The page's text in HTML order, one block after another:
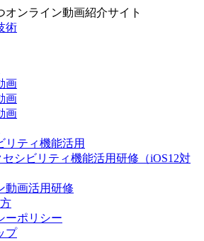
ンライン動画紹介サイト
術
画
画
画
リティ機能活用
セシビリティ機能活用研修（iOS12対
動画活用研修
ーポリシー
プ